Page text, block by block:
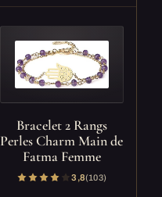
Bracelet 2 Rangs
Perles Charm Main de
Fatma Femme
3,8(103)